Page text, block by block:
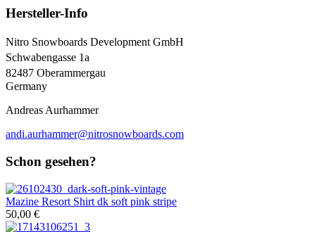
Hersteller-Info
Nitro Snowboards Development GmbH
Schwabengasse 1a
82487 Oberammergau
Germany
Andreas Aurhammer
andi.aurhammer@nitrosnowboards.com
Schon gesehen?
Mazine Resort Shirt dk soft pink stripe
50,00 €